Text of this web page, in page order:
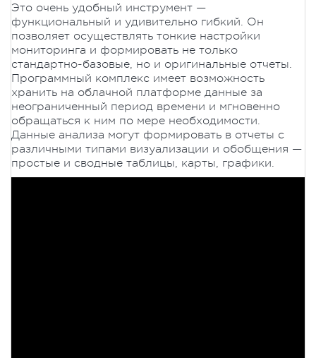
Это очень удобный инструмент —
функциональный и удивительно гибкий. Он
позволяет осуществлять тонкие настройки
мониторинга и формировать не только
стандартно-базовые, но и оригинальные отчеты.
Программный комплекс имеет возможность
хранить на облачной платформе данные за
неограниченный период времени и мгновенно
обращаться к ним по мере необходимости.
Данные анализа могут формировать в отчеты с
различными типами визуализации и обобщения —
простые и сводные таблицы, карты, графики.